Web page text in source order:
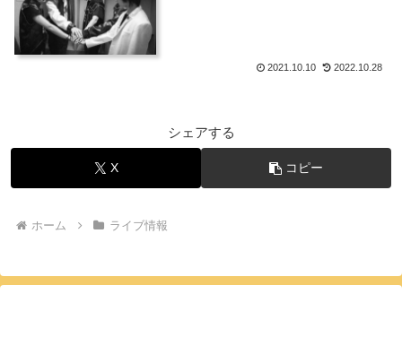
2021.10.10 2022.10.28
シェアする
X コピー
ホーム ライブ情報